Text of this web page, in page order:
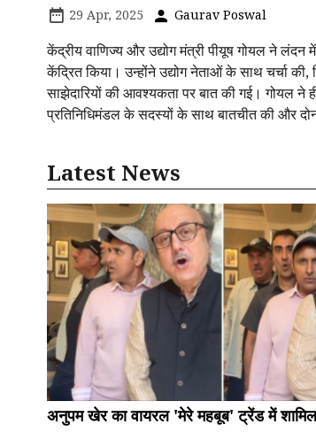
29 Apr, 2025 Gaurav Poswal
केंद्रीय वाणिज्य और उद्योग मंत्री पीयूष गोयल ने
केंद्रित किया। उन्होंने उद्योग नेताओं के साथ चर्चा
साझेदारियों की आवश्यकता पर बात की गई। गोयल ने
प्रतिनिधिमंडल के सदस्यों के साथ बातचीत की और
Latest News
अनुपम खेर का वायरल 'मेरे महबूब' ट्रेंड में शामिल